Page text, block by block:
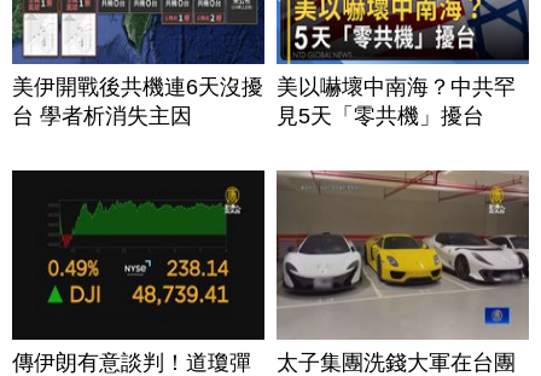
美伊開戰後共機連6天沒擾
台 學者析消失主因
美以嚇壞中南海？中共罕
見5天「零共機」擾台
傳伊朗有意談判！道瓊彈
太子集團洗錢大軍在台團